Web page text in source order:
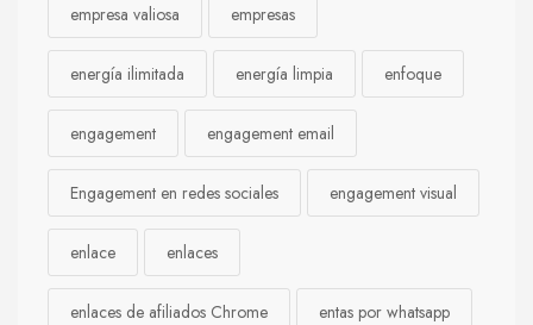
empresa valiosa empresas
energía ilimitada energía limpia enfoque
engagement engagement email
Engagement en redes sociales engagement visual
enlace enlaces
enlaces de afiliados Chrome entas por whatsapp